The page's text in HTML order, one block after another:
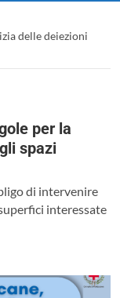
delle deiezioni
per la
spazi
di intervenire
interessate